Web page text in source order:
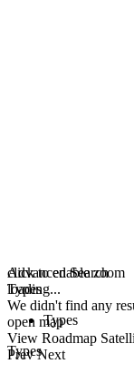
click to enable zoom
loading...
We didn't find any
open map
View Roadmap
Prev Next
Advanced Search
Types
Types
Types